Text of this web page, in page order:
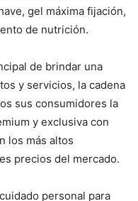
gel máxima fijación,
de nutrición.
de brindar una
y servicios, la cadena
sus consumidores la
y exclusiva con
los más altos
precios del mercado.
personal para